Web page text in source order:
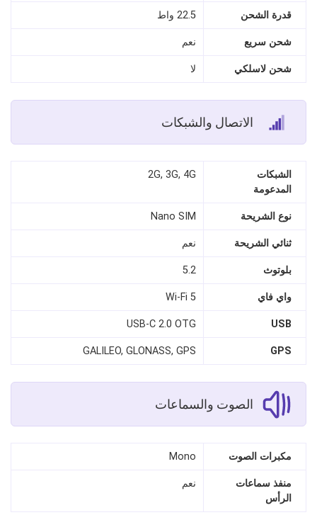
قدرة الشحن 22.5 واط
شحن سريع نعم
شحن لاسلكي لا
الاتصال والشبكات
الشبكات
المدعومة
2G, 3G, 4G
نوع الشريحة Nano SIM
ثنائي الشريحة نعم
بلوتوث 5.2
واي فاي Wi‑Fi 5
USB
USB‑C 2.0 OTG
GPS
GALILEO, GLONASS, GPS
الصوت والسماعات
مكبرات الصوت Mono
منفذ سماعات
الرأس
نعم